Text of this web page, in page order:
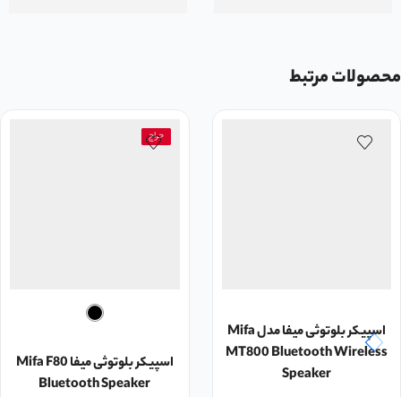
محصولات مرتبط
اسپیکر بلوتوثی میفا مدل Mifa
MT800 Bluetooth Wireless
Speaker
حراج
اسپیکر بلوتوثی میفا Mifa F80
Bluetooth Speaker